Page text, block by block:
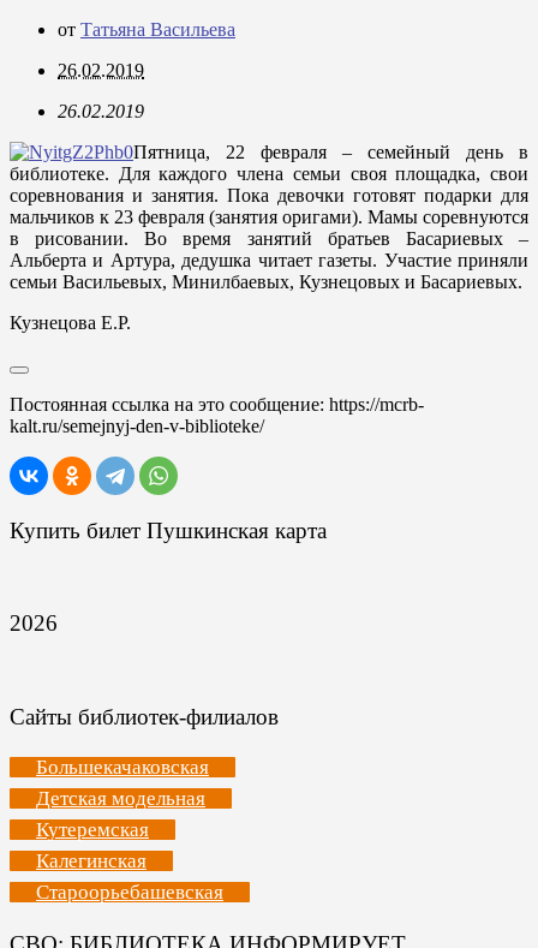
от Татьяна Васильева
26.02.2019
26.02.2019
Пятница, 22 февраля – семейный день в
библиотеке. Для каждого члена семьи своя площадка, свои
соревнования и занятия. Пока девочки готовят подарки для
мальчиков к 23 февраля (занятия оригами). Мамы соревнуются
в рисовании. Во время занятий братьев Басариевых –
Альберта и Артура, дедушка читает газеты. Участие приняли
семьи Васильевых, Минилбаевых, Кузнецовых и Басариевых.
Кузнецова Е.Р.
Постоянная ссылка на это сообщение: https://mcrb-
kalt.ru/semejnyj-den-v-biblioteke/
Купить билет Пушкинская карта
2026
Сайты библиотек-филиалов
Большекачаковская
Детская модельная
Кутеремская
Калегинская
Староорьебашевская